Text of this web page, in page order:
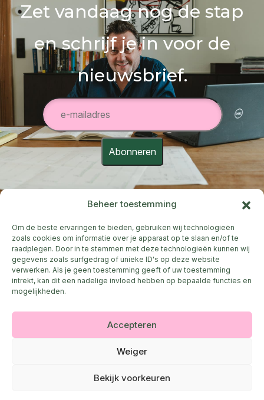
Beheer toestemming
Om de beste ervaringen te bieden, gebruiken wij technologieën
zoals cookies om informatie over je apparaat op te slaan en/of te
raadplegen. Door in te stemmen met deze technologieën kunnen wij
gegevens zoals surfgedrag of unieke ID's op deze website
verwerken. Als je geen toestemming geeft of uw toestemming
intrekt, kan dit een nadelige invloed hebben op bepaalde functies en
mogelijkheden.
Accepteren
Weiger
Bekijk voorkeuren
Zet vandaag nog de stap
en schrijf je in voor de
nieuwsbrief.
Abonneren
2026 © Mr Company
Privacyverklaring•Cookiebeleid & voorkeuren
Jan Broeckaertlaan 2
9230 Wetteren
Kom, we zetten een koffie klaar en zien wel waar het
gesprek ons brengt.
Stuur me eenWhatsapp
president@meneercompany.be